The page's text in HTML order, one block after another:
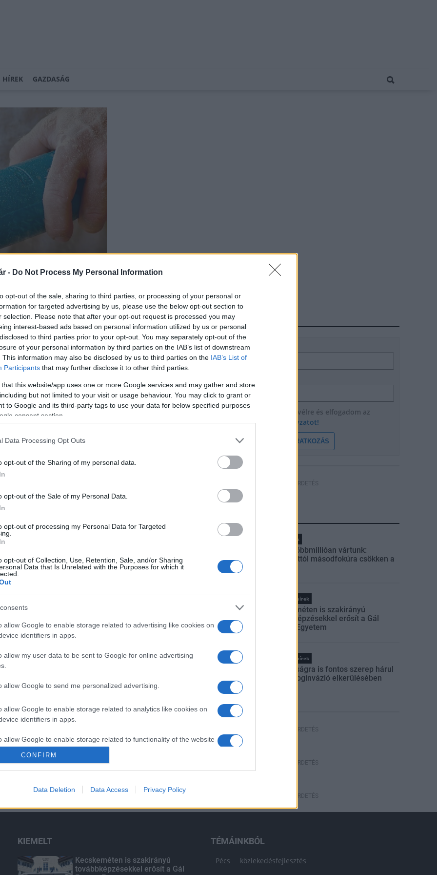
- Do Not Process My Personal Information
opt-out of the sale, sharing to third parties, or processing of your personal or
for targeted advertising by us, please use the below opt-out section to
selection. Please note that after your opt-out request is processed you may
interest-based ads based on personal information utilized by us or personal
to third parties prior to your opt-out. You may separately opt-out of the
of your personal information by third parties on the IAB’s list of downstream
This information may also be disclosed by us to third parties on the IAB’s List of
Participants that may further disclose it to other third parties.
that this website/app uses one or more Google services and may gather and store
but not limited to your visit or usage behaviour. You may click to grant or
to Google and its third-party tags to use your data for below specified purposes
consent section.
Data Processing Opt Outs
opt-out of the Sharing of my personal data.
opt-out of the Sale of my Personal Data.
opt-out of processing my Personal Data for Targeted
opt-out of Collection, Use, Retention, Sale, and/or Sharing
Data that Is Unrelated with the Purposes for which it
allow Google to enable storage related to advertising like cookies on
identifiers in apps.
allow my user data to be sent to Google for online advertising
allow Google to send me personalized advertising.
allow Google to enable storage related to analytics like cookies on
identifiers in apps.
allow Google to enable storage related to functionality of the website
allow Google to enable storage related to personalization.
allow Google to enable storage related to security, including
CONFIRM
Data Deletion Data Access Privacy Policy
HÍREK GAZDASÁG
hirdet
HÍRLEVÉL
Név
Feliratkozom a hírlevélre és elfogadom az
adatvédelmi szabályzatot!
FELIRATKOZÁS
HÍRDETÉS
Helyi hírek
Amire többmillióan vártunk:
szombattól másodfokúra csökken a
Országos hírek
Kecskeméten is szakirányú
továbbképzésekkel erősít a Gál
Ferenc Egyetem
Országos hírek
A lakosságra is fontos szerep hárul
a szúnyoginvázió elkerülésében
HÍRDETÉS
HÍRDETÉS
HÍRDETÉS
KIEMELT
Kecskeméten is szakirányú
továbbképzésekkel erősít a Gál
TÉMÁINKBÓL
Pécs közlekedésfejlesztés